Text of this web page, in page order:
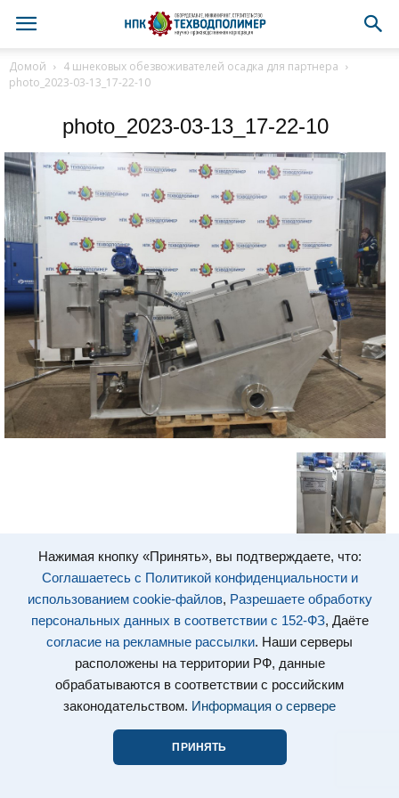
Нажимая кнопку «Принять», вы подтверждаете, что:
Соглашаетесь с Политикой конфиденциальности и
использованием cookie-файлов, Разрешаете обработку
персональных данных в соответствии с 152-ФЗ, Даёте
согласие на рекламные рассылки. Наши серверы
расположены на территории РФ, данные
обрабатываются в соответствии с российским
законодательством. Информация о сервере
ПРИНЯТЬ
Домой
4 шнековых обезвоживателей осадка для партнера
photo_2023-03-13_17-22-10
photo_2023-03-13_17-22-10